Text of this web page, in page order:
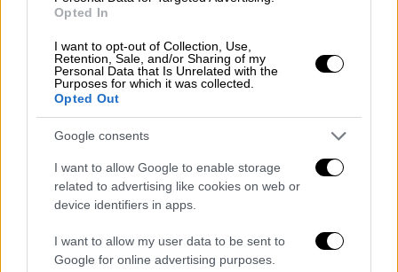
Opted In
I want to opt-out of Collection, Use,
Retention, Sale, and/or Sharing of my
Personal Data that Is Unrelated with the
Purposes for which it was collected.
Opted Out
Google consents
I want to allow Google to enable storage
related to advertising like cookies on web or
device identifiers in apps.
I want to allow my user data to be sent to
Google for online advertising purposes.
περιοδεύω έτσι, μια τόσο μεγάλη παραγωγή.
σκοπεύω να συνεχίσω να ταξιδεύω έτσι.
Ήταν απίθανο, είχα πολύ κόσμο! Ο κόσμος
ερχόταν και διασκέδαζε πολύ» για να
συμπληρώσει: «Αν είσαι σταρ αυτή είναι η
δουλειά σου, πρέπει να το δεχτείς. Πίσω
από τη δόξα υπάρχει πολλή δουλειά. Τα μέσα
ενημέρωσης μας χρησιμοποιούν. Είμαστε
δημοφιλείς. Ο κόσμος ζητά να μάθει. Εγώ
πέτυχα. Έχω πετύχει και οικονομικά. Μα
έχω και στεναχώριες. Η ζωή έχει δυσκολίες.